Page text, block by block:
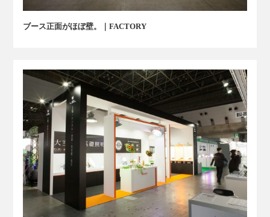
ブース正面がほぼ壁。｜FACTORY